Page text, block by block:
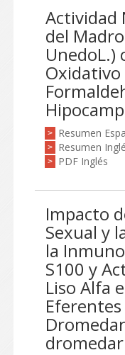
Actividad
del
UnedoL.)
> Resumen
> Resumen
> PDF Inglés
Impacto
Sexual y
la
S100 y
Liso Alfa